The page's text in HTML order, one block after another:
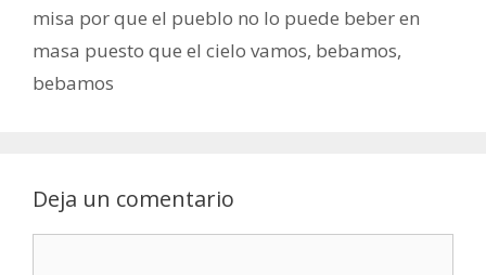
misa por que el pueblo no lo puede beber en
masa puesto que el cielo vamos, bebamos,
bebamos
Deja un comentario